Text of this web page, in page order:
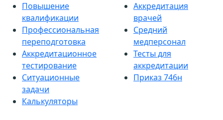
Повышение
квалификации
Профессиональная
переподготовка
Аккредитационное
тестирование
Ситуационные
задачи
Калькуляторы
Аккредитация
врачей
Средний
медперсонал
Тесты для
аккредитации
Приказ 746н